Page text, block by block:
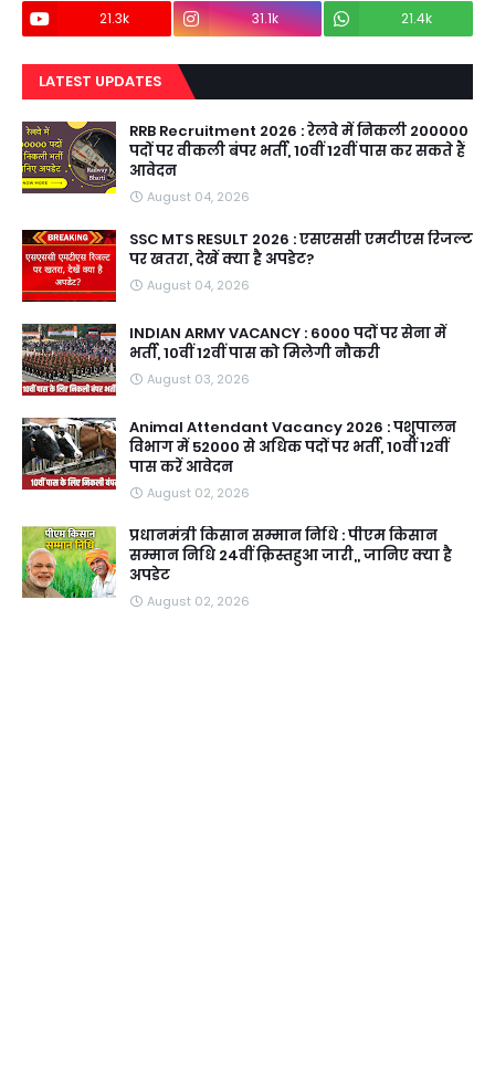
21.3k 31.1k 21.4k
LATEST UPDATES
RRB Recruitment 2026 : रेलवे में निकली 200000
पदों पर वीकली बंपर भर्ती, 10वीं 12वीं पास कर सकते हैं
आवेदन
August 04, 2026
SSC MTS RESULT 2026 : एसएससी एमटीएस रिजल्ट
पर खतरा, देखें क्या है अपडेट?
August 04, 2026
INDIAN ARMY VACANCY : 6000 पदों पर सेना में
भर्ती, 10वीं 12वीं पास को मिलेगी नौकरी
August 03, 2026
Animal Attendant Vacancy 2026 : पशुपालन
विभाग में 52000 से अधिक पदों पर भर्ती, 10वीं 12वीं
पास करें आवेदन
August 02, 2026
प्रधानमंत्री किसान सम्मान निधि : पीएम किसान
सम्मान निधि 24वीं क़िस्तहुआ जारी,, जानिए क्या है
अपडेट
August 02, 2026